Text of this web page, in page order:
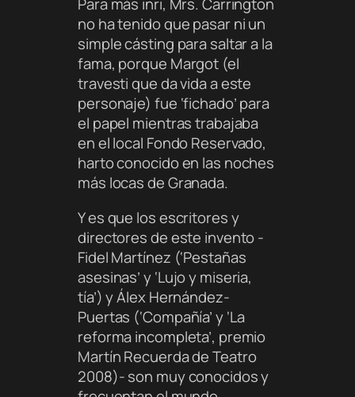
no ha tenido que pasar ni un
simple cásting para saltar a la
fama, porque Margot (el
travesti que da vida a este
personaje) fue ‘fichado’ para
el papel mientras trabajaba
en el local Fondo Reservado,
harto conocido en las noches
más locas de Granada.
Y es que los escritores y
directores de este invento -
Fidel Martínez (‘Pestañas
asesinas’ y ‘Lujo y miseria,
tía’) y Álex Hernández-
Puertas (‘Compañía’ y ‘La
reforma incompleta’, premio
Martín Recuerda de Teatro
2008)- son muy conocidos y